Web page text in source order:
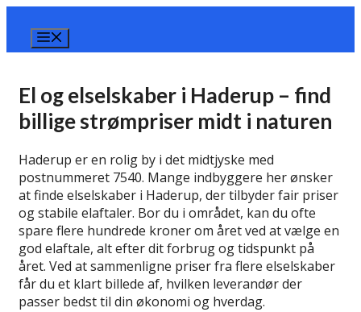
indhold
El og elselskaber i Haderup – find
billige strømpriser midt i naturen
Haderup er en rolig by i det midtjyske med
postnummeret 7540. Mange indbyggere her ønsker
at finde elselskaber i Haderup, der tilbyder fair priser
og stabile elaftaler. Bor du i området, kan du ofte
spare flere hundrede kroner om året ved at vælge en
god elaftale, alt efter dit forbrug og tidspunkt på
året. Ved at sammenligne priser fra flere elselskaber
får du et klart billede af, hvilken leverandør der
passer bedst til din økonomi og hverdag.